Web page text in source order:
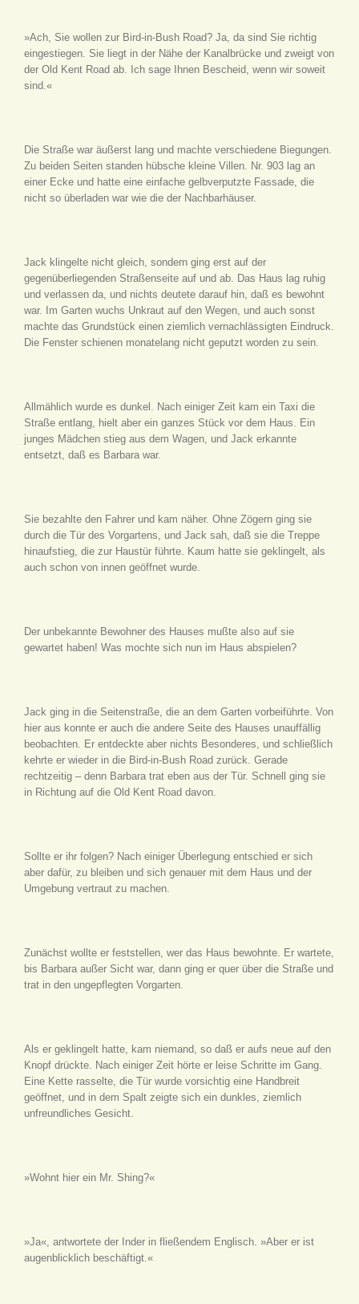
»Ach, Sie wollen zur Bird-in-Bush Road? Ja, da sind Sie richtig
eingestiegen. Sie liegt in der Nähe der Kanalbrücke und zweigt von
der Old Kent Road ab. Ich sage Ihnen Bescheid, wenn wir soweit
sind.«
Die Straße war äußerst lang und machte verschiedene Biegungen.
Zu beiden Seiten standen hübsche kleine Villen. Nr. 903 lag an
einer Ecke und hatte eine einfache gelbverputzte Fassade, die
nicht so überladen war wie die der Nachbarhäuser.
Jack klingelte nicht gleich, sondern ging erst auf der
gegenüberliegenden Straßenseite auf und ab. Das Haus lag ruhig
und verlassen da, und nichts deutete darauf hin, daß es bewohnt
war. Im Garten wuchs Unkraut auf den Wegen, und auch sonst
machte das Grundstück einen ziemlich vernachlässigten Eindruck.
Die Fenster schienen monatelang nicht geputzt worden zu sein.
Allmählich wurde es dunkel. Nach einiger Zeit kam ein Taxi die
Straße entlang, hielt aber ein ganzes Stück vor dem Haus. Ein
junges Mädchen stieg aus dem Wagen, und Jack erkannte
entsetzt, daß es Barbara war.
Sie bezahlte den Fahrer und kam näher. Ohne Zögern ging sie
durch die Tür des Vorgartens, und Jack sah, daß sie die Treppe
hinaufstieg, die zur Haustür führte. Kaum hatte sie geklingelt, als
auch schon von innen geöffnet wurde.
Der unbekannte Bewohner des Hauses mußte also auf sie
gewartet haben! Was mochte sich nun im Haus abspielen?
Jack ging in die Seitenstraße, die an dem Garten vorbeiführte. Von
hier aus konnte er auch die andere Seite des Hauses unauffällig
beobachten. Er entdeckte aber nichts Besonderes, und schließlich
kehrte er wieder in die Bird-in-Bush Road zurück. Gerade
rechtzeitig – denn Barbara trat eben aus der Tür. Schnell ging sie
in Richtung auf die Old Kent Road davon.
Sollte er ihr folgen? Nach einiger Überlegung entschied er sich
aber dafür, zu bleiben und sich genauer mit dem Haus und der
Umgebung vertraut zu machen.
Zunächst wollte er feststellen, wer das Haus bewohnte. Er wartete,
bis Barbara außer Sicht war, dann ging er quer über die Straße und
trat in den ungepflegten Vorgarten.
Als er geklingelt hatte, kam niemand, so daß er aufs neue auf den
Knopf drückte. Nach einiger Zeit hörte er leise Schritte im Gang.
Eine Kette rasselte, die Tür wurde vorsichtig eine Handbreit
geöffnet, und in dem Spalt zeigte sich ein dunkles, ziemlich
unfreundliches Gesicht.
»Wohnt hier ein Mr. Shing?«
»Ja«, antwortete der Inder in fließendem Englisch. »Aber er ist
augenblicklich beschäftigt.«